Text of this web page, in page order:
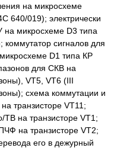
на микросхеме
640/019); электрически
микросхеме D3 типа
сигналов для
D1 типа КР
для СКВ на
VT5, VT6 (III
схема коммутации и
транзисторе VT11;
на транзисторе VT1;
на транзисторе VT2;
его в дежурный